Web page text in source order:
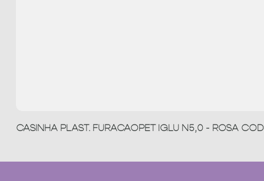
CASINHA PLAST. FURACAOPET IGLU N5,0 - ROSA COD